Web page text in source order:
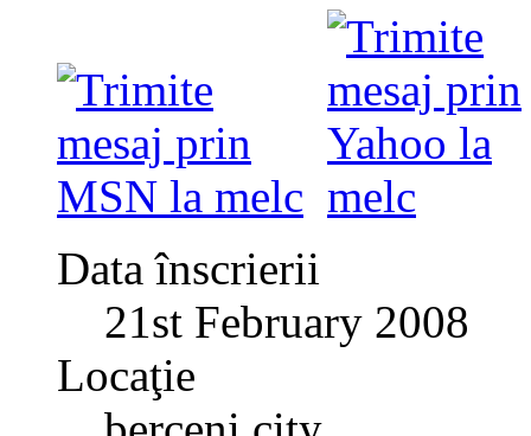
Data înscrierii
21st February 2008
Locaţie